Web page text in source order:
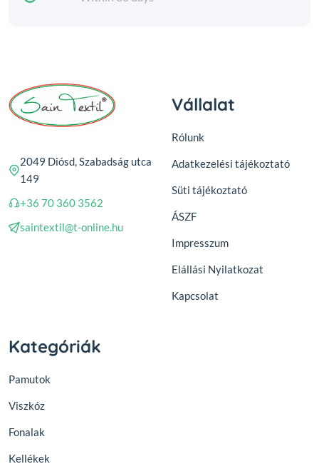
2049 Diósd, Szabadság utca
149
+36 70 360 3562
saintextil@t-online.hu
Vállalat
Rólunk
Adatkezelési tájékoztató
Süti tájékoztató
ÁSZF
Impresszum
Elállási Nyilatkozat
Kapcsolat
Kategóriák
Pamutok
Viszkóz
Fonalak
Kellékek